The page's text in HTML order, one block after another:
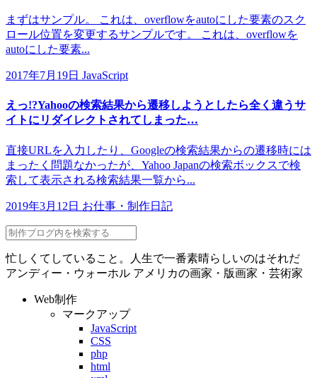
まずはサンプル。 これは、overflowをautoにした要素のスク
ロール位置を変更するサンプルです。 これは、overflowを
autoにした要素...
2017年7月19日 JavaScript
えっ!?Yahooの検索結果から遷移しようとしたら全く違うサ
イトにリダイレクトされてしまった…
直接URLを入力したり、Googleの検索結果からの遷移時には
まったく問題なかったが、Yahoo Japanの検索ボックスで検
索して表示される検索結果一覧から...
2019年3月12日 お仕事・制作日記
忙しくてしていること。人生で一番素晴らしいのはそれだ
アンディー・ウォーホル アメリカの画家・版画家・芸術家
Web制作
マークアップ
JavaScript
CSS
php
html